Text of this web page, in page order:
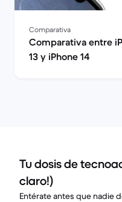
Comparativa
Comparativa entre
13 y iPhone 14
Tu dosis de
claro!)
Entérate antes que nadie